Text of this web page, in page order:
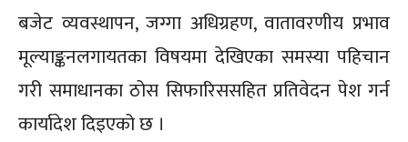
बजेट व्यवस्थापन, जग्गा अधिग्रहण, वातावरणीय प्रभाव
मूल्याङ्कनलगायतका विषयमा देखिएका समस्या पहिचान
गरी समाधानका ठोस सिफारिससहित प्रतिवेदन पेश गर्न
कार्यादेश दिइएको छ ।